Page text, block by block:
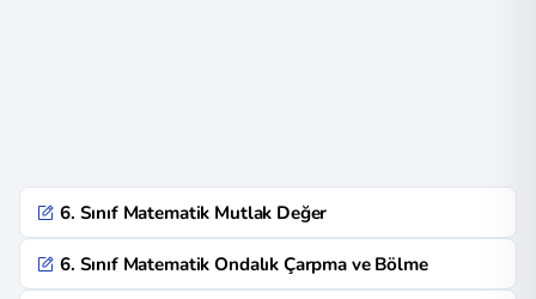
6. Sınıf Matematik Mutlak Değer
6. Sınıf Matematik Ondalık Çarpma ve Bölme